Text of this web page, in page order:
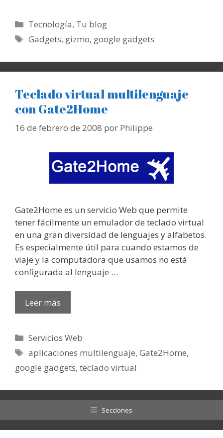
Categorías
Tecnología, Tu blog
Etiquetas
Gadgets, gizmo, google gadgets
Teclado virtual multilenguaje
con Gate2Home
16 de febrero de 2008 por Philippe
Gate2Home es un servicio Web que permite
tener fácilmente un emulador de teclado virtual
en una gran diversidad de lenguajes y alfabetos.
Es especialmente útil para cuando estamos de
viaje y la computadora que usamos no está
configurada al lenguaje …
Leer más
Categorías
Servicios Web
Etiquetas
aplicaciones multilenguaje,Gate2Home,
google gadgets, teclado virtual
Secciones